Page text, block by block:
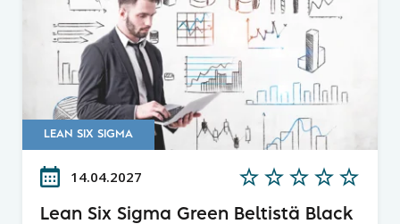
LEAN SIX SIGMA
14.04.2027
Lean Six Sigma Green Beltistä Black